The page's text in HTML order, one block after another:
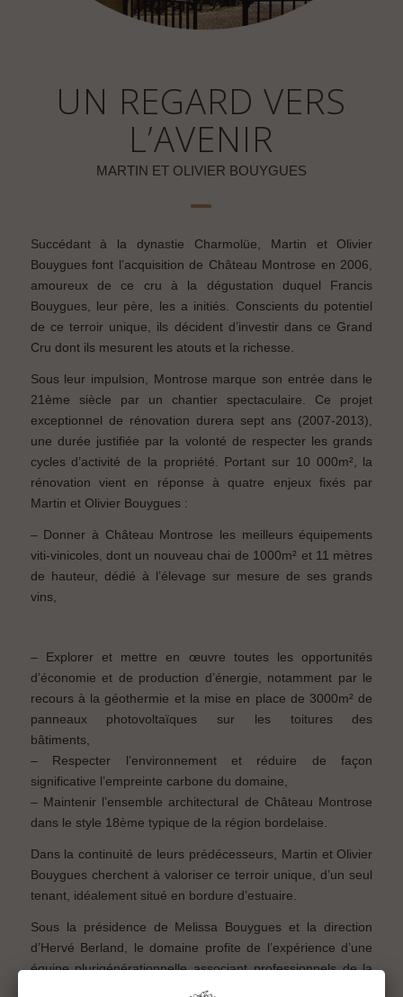
UN REGARD VERS
L’AVENIR
MARTIN ET OLIVIER BOUYGUES
Succédant à la dynastie Charmolüe, Martin et Olivier
Bouygues font l’acquisition de Château Montrose en 2006,
amoureux de ce cru à la dégustation duquel Francis
Bouygues, leur père, les a initiés. Conscients du potentiel
de ce terroir unique, ils décident d’investir dans ce Grand
Cru dont ils mesurent les atouts et la richesse.
Sous leur impulsion, Montrose marque son entrée dans le
21ème siècle par un chantier spectaculaire. Ce projet
exceptionnel de rénovation durera sept ans (2007-2013),
une durée justifiée par la volonté de respecter les grands
cycles d’activité de la propriété. Portant sur 10 000m², la
rénovation vient en réponse à quatre enjeux fixés par
Martin et Olivier Bouygues :
– Donner à Château Montrose les meilleurs équipements
viti-vinicoles, dont un nouveau chai de 1000m² et 11 mètres
de hauteur, dédié à l’élevage sur mesure de ses grands
vins,
– Explorer et mettre en œuvre toutes les opportunités
d’économie et de production d’énergie, notamment par le
recours à la géothermie et la mise en place de 3000m² de
panneaux photovoltaïques sur les toitures des
– Respecter l’environnement et réduire de façon
significative l’empreinte carbone du domaine,
– Maintenir l’ensemble architectural de Château Montrose
dans le style 18ème typique de la région bordelaise.
Dans la continuité de leurs prédécesseurs, Martin et Olivier
Bouygues cherchent à valoriser ce terroir unique, d’un seul
tenant, idéalement situé en bordure d’estuaire.
Sous la présidence de Melissa Bouygues et la direction
d’Hervé Berland, le domaine profite de l’expérience d’une
équipe plurigénérationnelle associant professionnels de la
vigne et du vin, spécialistes de terrain et universitaires.